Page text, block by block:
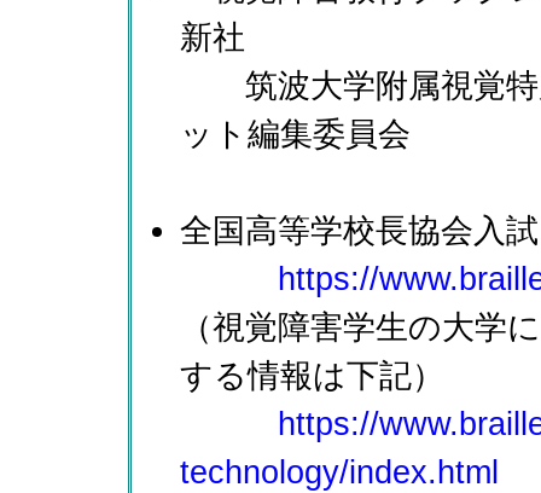
新社
筑波大学附属視覚特
ット編集委員会
全国高等学校長協会入
https://
（視覚障害学生の大学
する情報は下記）
https://
technology/index.html